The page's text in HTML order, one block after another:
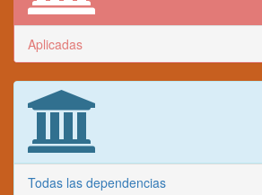
Aplicadas
Todas las dependencias